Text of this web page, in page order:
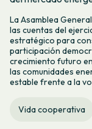
La Asamblea
las cuentas del
estratégico para
participación
crecimiento futuro
las comunidades
estable frente a la
Vida cooperativa